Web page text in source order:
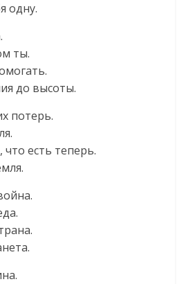
одну.
ты.
до высоты.
потерь.
что есть теперь.